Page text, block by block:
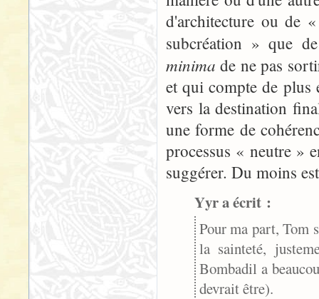
d'architecture ou de
subcréation » que
minima de ne pas
et qui compte de plus
vers la destination
une forme de
processus « neutre »
suggérer. Du moins
Yyr a écrit :
Pour ma part, Tom
la sainteté,
Bombadil a
devrait être).